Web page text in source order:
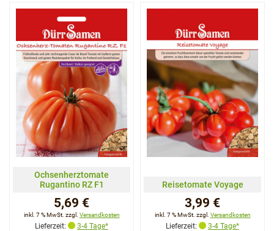
Ochsenherztomate
Rugantino RZ F1
5,69 €
inkl. 7 % MwSt. zzgl. Versandkosten
Lieferzeit: 3-4 Tage*
Reisetomate Voyage
3,99 €
inkl. 7 % MwSt. zzgl. Versandkosten
Lieferzeit: 3-4 Tage*